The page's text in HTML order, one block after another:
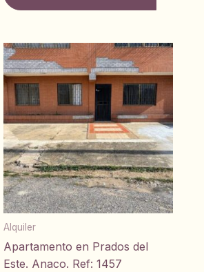
Alquiler
Apartamento en Prados del
Este. Anaco. Ref: 1457